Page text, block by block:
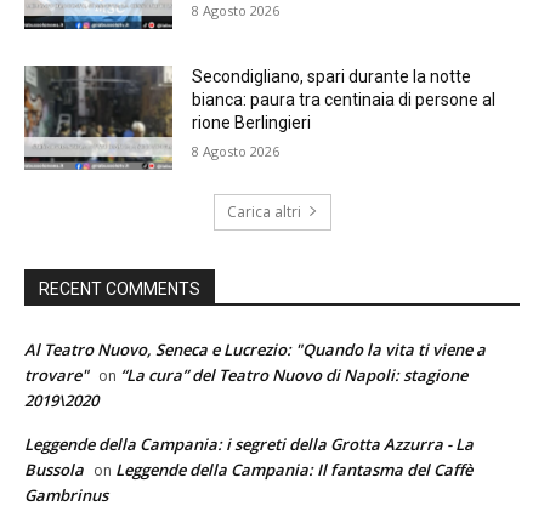
8 Agosto 2026
Secondigliano, spari durante la notte
bianca: paura tra centinaia di persone al
rione Berlingieri
8 Agosto 2026
Carica altri
RECENT COMMENTS
Al Teatro Nuovo, Seneca e Lucrezio: "Quando la vita ti viene a
trovare" on “La cura” del Teatro Nuovo di Napoli: stagione
2019\2020
Leggende della Campania: i segreti della Grotta Azzurra - La
Bussola on Leggende della Campania: Il fantasma del Caffè
Gambrinus